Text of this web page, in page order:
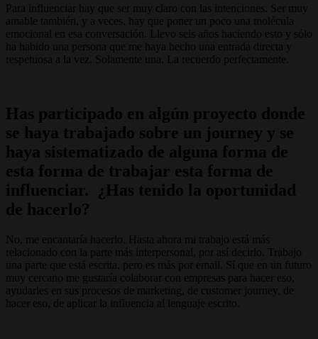
Para influenciar hay que ser muy claro con las intenciones. Ser muy
amable también, y a veces, hay que poner un poco una molécula
emocional en esa conversación. Llevo seis años haciendo esto y sólo
ha habido una persona que me haya hecho una entrada directa y
respetuosa a la vez. Solamente una. La recuerdo perfectamente.
Has participado en algún proyecto donde
se haya trabajado sobre un journey y se
haya sistematizado de alguna forma de
esta forma de trabajar esta forma de
influenciar. ¿Has tenido la oportunidad
de hacerlo?
No, me encantaría hacerlo. Hasta ahora mi trabajo está más
relacionado con la parte más interpersonal, por así decirlo. Trabajo
una parte que está escrita, pero es más por email. Sí que en un futuro
muy cercano me gustaría colaborar con empresas para hacer eso,
ayudarles en sus procesos de marketing, de customer journey, de
hacer eso, de aplicar la influencia al lenguaje escrito.